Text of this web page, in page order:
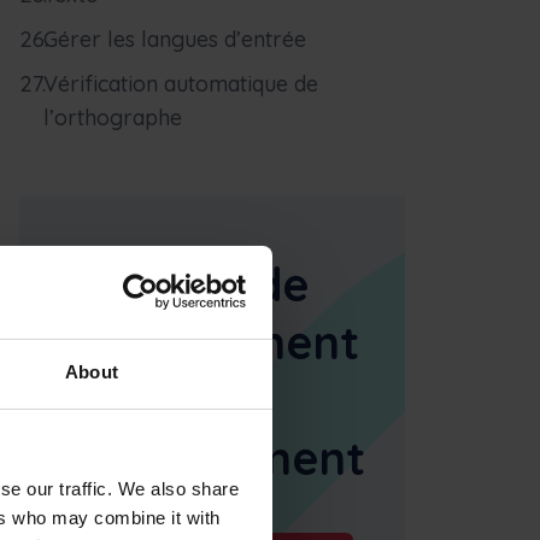
About
our traffic. We also share
who may combine it with
Gérer les langues d’entrée
Vérification automatique de
l’orthographe
Gestion de
l'équipement
lourd en
déplacement